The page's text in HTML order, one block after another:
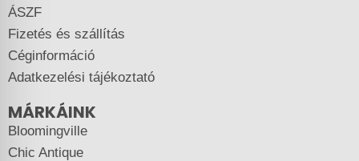
ÁSZF
Fizetés és szállítás
Céginformáció
Adatkezelési tájékoztató
MÁRKÁINK
Bloomingville
Chic Antique